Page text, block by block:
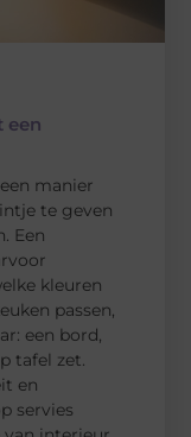
een
manier
te geven
Een
kleuren
passen,
een bord,
tafel zet.
en
servies